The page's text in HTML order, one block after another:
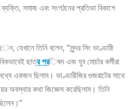
সমাজ এবং সংগঠনের প্রতিভা বিকাশে
েন, যেখানে তিনি বলেন, “সুন্দর সিং ভাণ্ডারী
ছাত্র পরিষদ এবং যুব মোর্চার কর্মীরা
একজন ছিলাম। ভাণ্ডারীজির গুজরাটের সাথে
অবস্থার কথা জিজ্ঞেস করেছিলাম। তিনি